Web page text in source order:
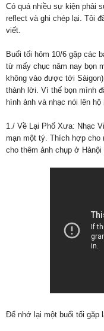
Có quá nhiều sự kiện phải
reflect và ghi chép lại. Tôi
viết.
Buổi tối hôm 10/6 gặp các
từ mấy chục năm nay bọn
không vào được tới
thành lời. Vì thế bọn mình
hình ảnh và nhạc nói lên
1./ Về Lại Phố Xưa: Nhạc
mạn một tý. Thích hợp cho
cho thêm ảnh chụp ở
Để nhớ lại một buổi tối gặp